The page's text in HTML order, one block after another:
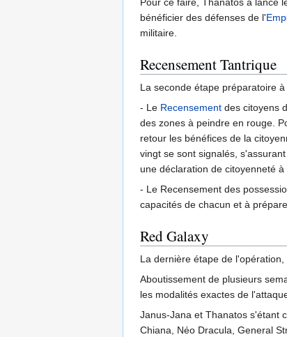
Pour ce faire, Thanatos a lancé
bénéficier des défenses de l'
militaire.
Recensement Tantrique
La seconde étape préparatoire
- Le Recensement des citoyens
des zones à peindre en rouge.
retour les bénéfices de la
vingt se sont signalés,
une déclaration de citoyenneté
- Le Recensement des
capacités de chacun et à
Red Galaxy
La dernière étape de
Aboutissement de plusieurs
les modalités exactes de
Janus-Jana et Thanatos s'étant
Chiana, Néo Dracula, General